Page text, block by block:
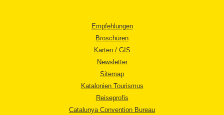
Empfehlungen
Broschüren
Karten / GIS
Newsletter
Sitemap
Katalonien Tourismus
Reiseprofis
Catalunya Convention Bureau